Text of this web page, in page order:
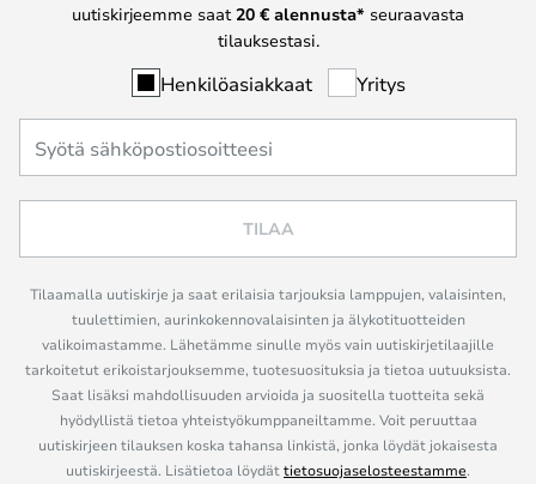
uutiskirjeemme saat 20 € alennusta* seuraavasta
tilauksestasi.
Henkilöasiakkaat Yritys
TILAA
Tilaamalla uutiskirje ja saat erilaisia tarjouksia lamppujen, valaisinten,
tuulettimien, aurinkokennovalaisinten ja älykotituotteiden
valikoimastamme. Lähetämme sinulle myös vain uutiskirjetilaajille
tarkoitetut erikoistarjouksemme, tuotesuosituksia ja tietoa uutuuksista.
Saat lisäksi mahdollisuuden arvioida ja suositella tuotteita sekä
hyödyllistä tietoa yhteistyökumppaneiltamme. Voit peruuttaa
uutiskirjeen tilauksen koska tahansa linkistä, jonka löydät jokaisesta
uutiskirjeestä. Lisätietoa löydättietosuojaselosteestamme.